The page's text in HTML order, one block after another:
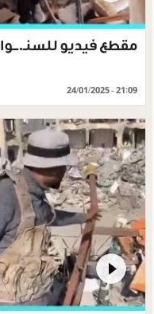
مقطع فيديو
24/01/2025 - 21:09